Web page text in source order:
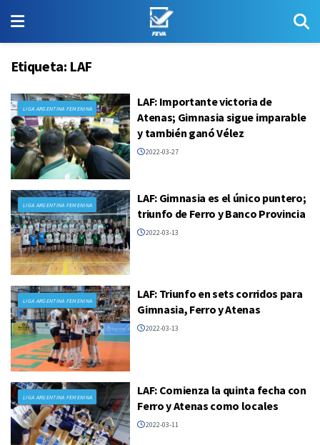
Etiqueta: LAF
LIGA ARGENTINA FEMENINA
LAF: Importante victoria de
Atenas; Gimnasia sigue imparable
y también ganó Vélez
2022-03-27
LIGA ARGENTINA FEMENINA
LAF: Gimnasia es el único puntero;
triunfo de Ferro y Banco Provincia
2022-03-13
LIGA ARGENTINA FEMENINA
LAF: Triunfo en sets corridos para
Gimnasia, Ferro y Atenas
2022-03-13
LIGA ARGENTINA FEMENINA
LAF: Comienza la quinta fecha con
Ferro y Atenas como locales
2022-03-11